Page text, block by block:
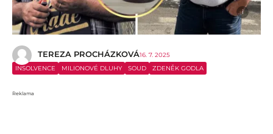
i
TEREZA PROCHÁZKOVÁ16. 7. 2025
INSOLVENCE
MILIONOVÉ DLUHY SOUD ZDENĚK GODLA
Reklama